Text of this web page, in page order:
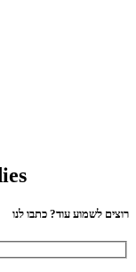
רוצים לשמוע עוד? כתבו לנו